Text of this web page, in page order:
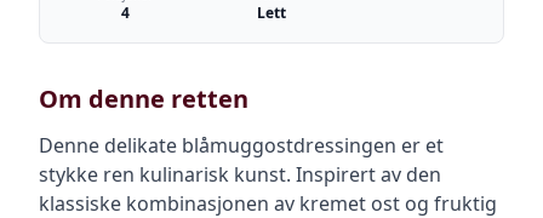
4 Lett
Om denne retten
Denne delikate blåmuggostdressingen er et
stykke ren kulinarisk kunst. Inspirert av den
klassiske kombinasjonen av kremet ost og fruktig